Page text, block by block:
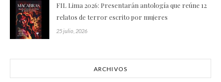
FIL Lima 2026: Presentarán antología que reúne 12
relatos de terror escrito por mujeres
25 julio, 2026
ARCHIVOS